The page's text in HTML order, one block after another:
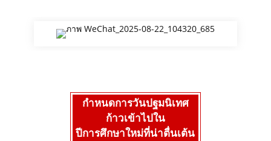
กำหนดการวันปฐมนิเทศ
ก้าวเข้าไปใน
ปีการศึกษาใหม่ที่น่าตื่นเต้น